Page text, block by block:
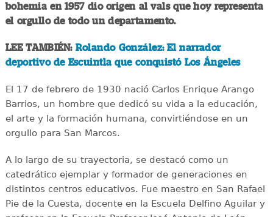
bohemia en 1957 dio origen al vals que hoy representa
el orgullo de todo un departamento.
LEE TAMBIÉN: Rolando González: El narrador
deportivo de Escuintla que conquistó Los Ángeles
El 17 de febrero de 1930 nació Carlos Enrique Arango
Barrios, un hombre que dedicó su vida a la educación,
el arte y la formación humana, convirtiéndose en un
orgullo para San Marcos.
A lo largo de su trayectoria, se destacó como un
catedrático ejemplar y formador de generaciones en
distintos centros educativos. Fue maestro en San Rafael
Pie de la Cuesta, docente en la Escuela Delfino Aguilar y